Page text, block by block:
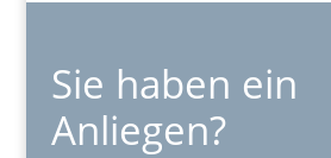
Sie haben ein
Anliegen?